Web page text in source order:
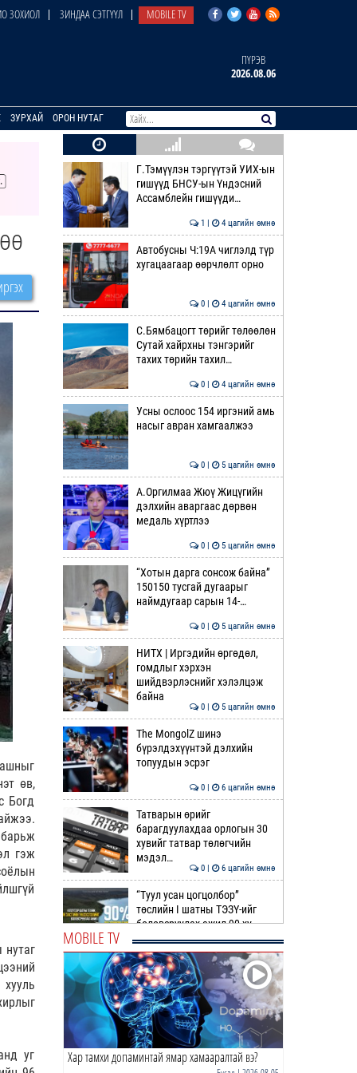
ЗОХИОЛ ЗИНДАА СЭТГҮҮЛ MOBILE TV
ПҮРЭВ
2026.08.06
ЗУРХАЙ ОРОН НУТАГ
өв,
Богд
гэж
уг
Г.Тэмүүлэн тэргүүтэй УИХ-ын
гишүүд БНСУ-ын Үндэсний
Ассамблейн гишүүди…
1 | 4 цагийн өмнө
Автобусны Ч:19А чиглэлд түр
хугацаагаар өөрчлөлт орно
0 | 4 цагийн өмнө
С.Бямбацогт төрийг төлөөлөн
Сутай хайрхны тэнгэрийг
тахих төрийн тахил…
0 | 4 цагийн өмнө
Усны ослоос 154 иргэний амь
насыг авран хамгаалжээ
0 | 5 цагийн өмнө
А.Оргилмаа Жюү Жицүгийн
дэлхийн аваргаас дөрвөн
медаль хүртлээ
0 | 5 цагийн өмнө
“Хотын дарга сонсож байна”
150150 тусгай дугаарыг
наймдугаар сарын 14-…
0 | 5 цагийн өмнө
НИТХ | Иргэдийн өргөдөл,
гомдлыг хэрхэн
шийдвэрлэснийг хэлэлцэж
байна
0 | 5 цагийн өмнө
The MongolZ шинэ
бүрэлдэхүүнтэй дэлхийн
топуудын эсрэг
0 | 6 цагийн өмнө
Татварын өрийг
барагдуулахдаа орлогын 30
хувийг татвар төлөгчийн
мэдэл…
0 | 6 цагийн өмнө
“Туул усан цогцолбор”
төслийн I шатны ТЭЗҮ-ийг
боловсруулах ажил 90 ху…
Нийслэлийн иргэдийн
Төлөөлөгчдийн Хурлын
Ээлжит VIII хуралдаан
эхэллээ
0 | 7 цагийн өмнө
ТОО | Гадаад валютын нөөц
MOBILE TV
Хар тамхи допаминтай ямар хамааралтай вэ?